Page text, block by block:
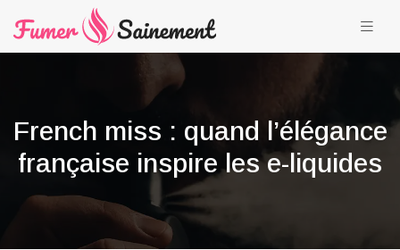
French miss : quand l’élégance
française inspire les e-liquides